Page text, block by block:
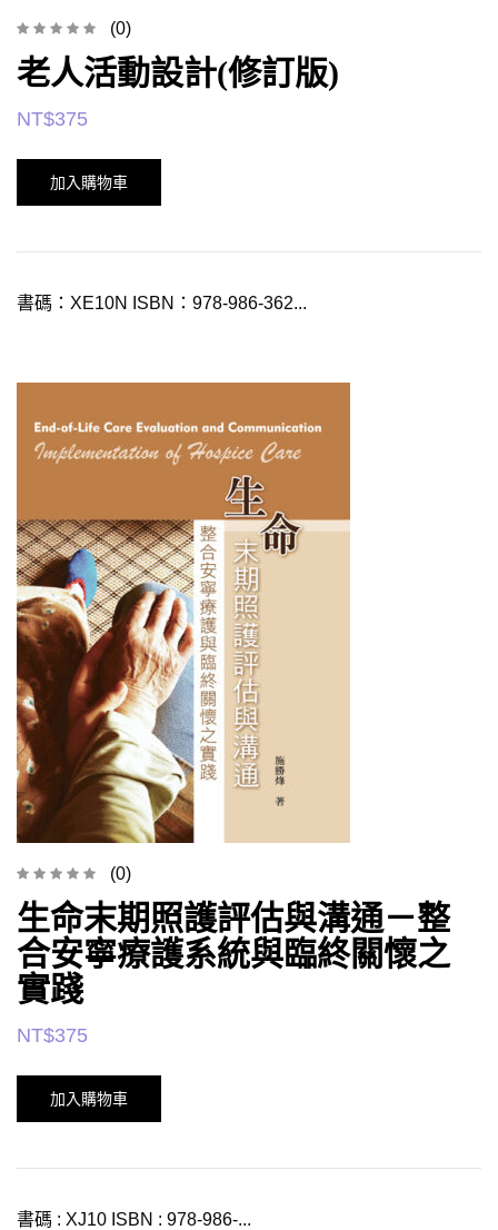
(0)
老人活動設計(修訂版)
NT$375
加入購物車
書碼：XE10N ISBN：978-986-362...
(0)
生命末期照護評估與溝通－整
合安寧療護系統與臨終關懷之
實踐
NT$375
加入購物車
書碼 : XJ10 ISBN : 978-986-...